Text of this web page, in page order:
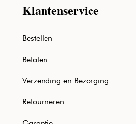
Klantenservice
Bestellen
Betalen
Verzending en Bezorging
Retourneren